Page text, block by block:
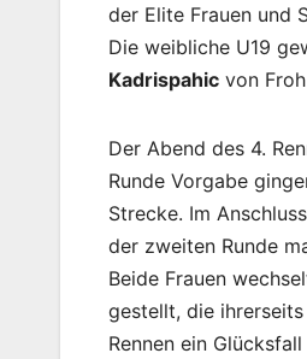
der Elite Frauen und
Die weibliche U19
Kadrispahic von
Der Abend des 4.
Runde Vorgabe
Strecke. Im
der zweiten Runde
Beide Frauen
gestellt, die
Rennen ein